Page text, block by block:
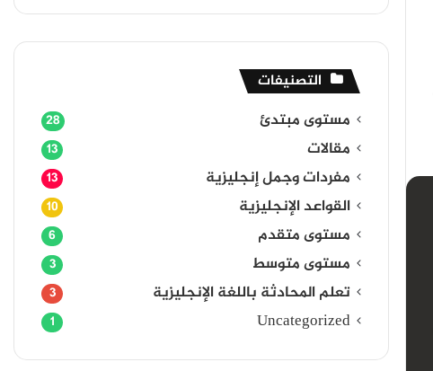
التصنيفات
مستوى مبتدئ 28
مقالات 13
مفردات وجمل إنجليزية 13
القواعد الإنجليزية 10
مستوى متقدم 6
مستوى متوسط 3
تعلم المحادثة باللغة الإنجليزية 3
Uncategorized
1